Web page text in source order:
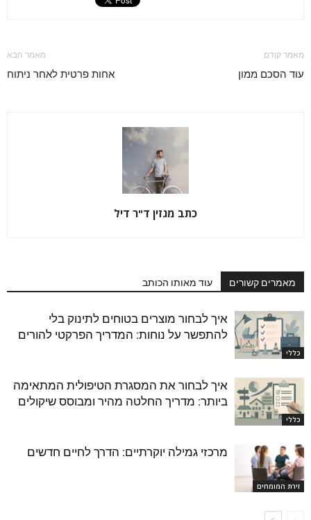
מאמר קודם
עוד הסכם ממון
מאמר הבא
אחות פרטית לאחר ניתוח
כתב מגזין ד"ר דיל
מאמרים קשורים עוד מאותו הכותב
כללי
איך לבחור מוצרים בטוחים לתינוק בלי
להתפשר על נוחות: המדריך הפרקטי להורים
כללי
איך לבחור את המסגרת הטיפולית המתאימה
ביותר: מדריך החלטה מהיר ומבוסס שיקולים
זירת המומחים
מרכזי גמילה יוקרתיים: הדרך לחיים חדשים